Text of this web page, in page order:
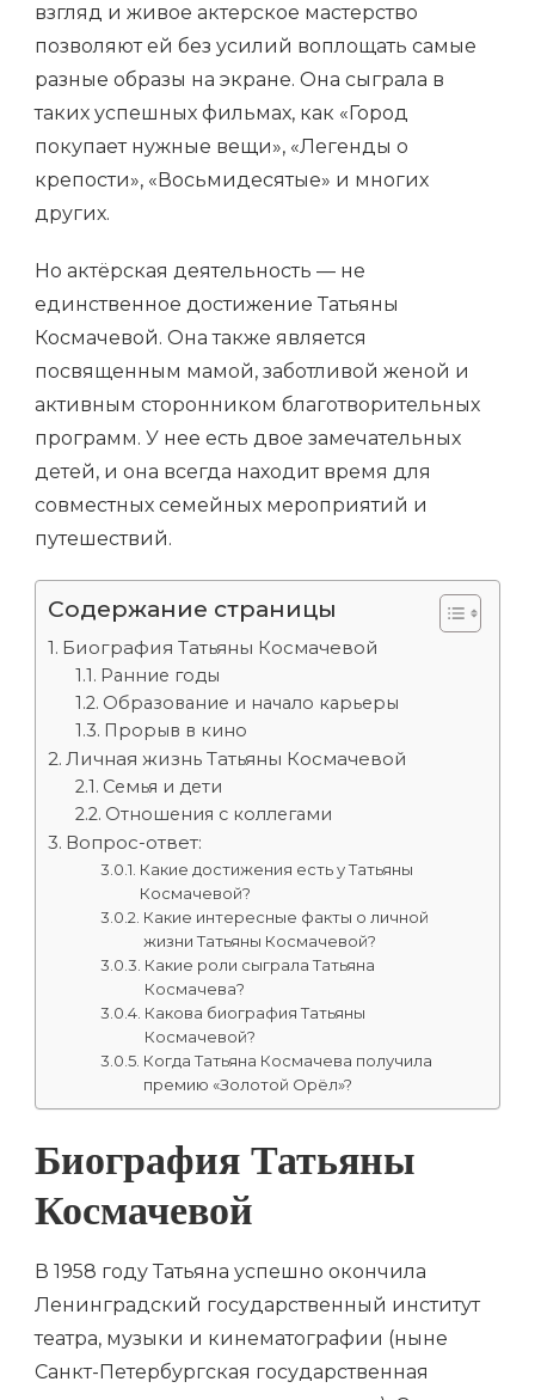
взгляд и живое актерское мастерство
позволяют ей без усилий воплощать самые
разные образы на экране. Она сыграла в
таких успешных фильмах, как «Город
покупает нужные вещи», «Легенды о
крепости», «Восьмидесятые» и многих
других.
Но актёрская деятельность — не
единственное достижение Татьяны
Космачевой. Она также является
посвященным мамой, заботливой женой и
активным сторонником благотворительных
программ. У нее есть двое замечательных
детей, и она всегда находит время для
совместных семейных мероприятий и
путешествий.
Содержание страницы
Биография Татьяны Космачевой
Ранние годы
Образование и начало карьеры
Прорыв в кино
Личная жизнь Татьяны Космачевой
Семья и дети
Отношения с коллегами
Вопрос-ответ:
Какие достижения есть у Татьяны
Космачевой?
Какие интересные факты о личной
жизни Татьяны Космачевой?
Какие роли сыграла Татьяна
Космачева?
Какова биография Татьяны
Космачевой?
Когда Татьяна Космачева получила
премию «Золотой Орёл»?
Биография Татьяны
Космачевой
В 1958 году Татьяна успешно окончила
Ленинградский государственный институт
театра, музыки и кинематографии (ныне
Санкт-Петербургская государственная